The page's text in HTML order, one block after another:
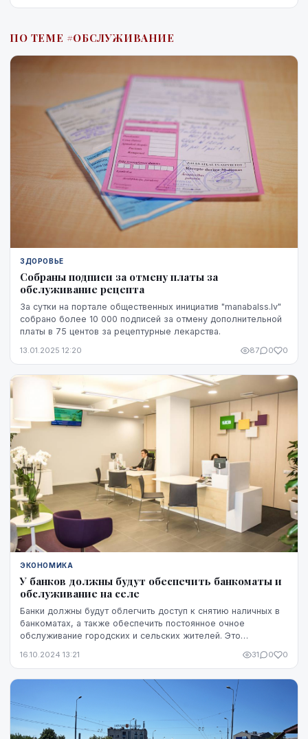
ПО ТЕМЕ #ОБСЛУЖИВАНИЕ
ЗДОРОВЬЕ
Собраны подписи за отмену платы за
обслуживание рецепта
За сутки на портале общественных инициатив "manabalss.lv"
собрано более 10 000 подписей за отмену дополнительной
платы в 75 центов за рецептурные лекарства.
13.01.2025 12:20 87 0 0
ЭКОНОМИКА
У банков должны будут обеспечить банкоматы и
обслуживание на селе
Банки должны будут облегчить доступ к снятию наличных в
банкоматах, а также обеспечить постоянное очное
обслуживание городских и сельских жителей. Это
16.10.2024 13:21 31 0 0